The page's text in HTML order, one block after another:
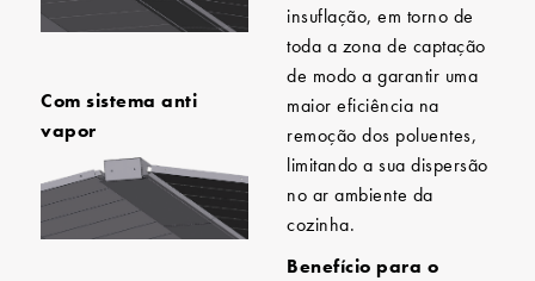
Com sistema anti
vapor
insuflação, em torno de
toda a zona de captação
de modo a garantir uma
maior eficiência na
remoção dos poluentes,
limitando a sua dispersão
no ar ambiente da
cozinha.
Benefício para o